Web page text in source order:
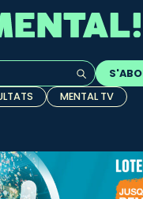
de l'auto-complétion
MENTAL TV